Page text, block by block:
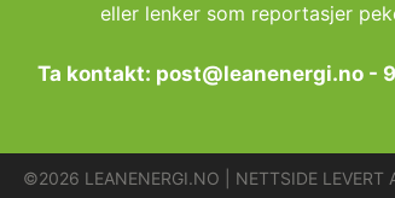
eller lenker som reportasjer
Ta kontakt: post@leanenergi.no -
©2026 LEANENERGI.NO | NETTSIDE LEVERT